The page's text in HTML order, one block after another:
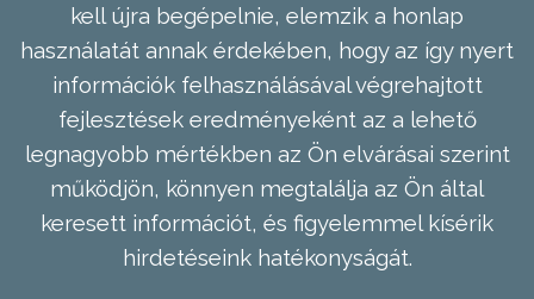
kell újra begépelnie, elemzik a honlap
használatát annak érdekében, hogy az így nyert
információk felhasználásával végrehajtott
fejlesztések eredményeként az a lehető
legnagyobb mértékben az Ön elvárásai szerint
működjön, könnyen megtalálja az Ön által
keresett információt, és figyelemmel kísérik
hirdetéseink hatékonyságát.